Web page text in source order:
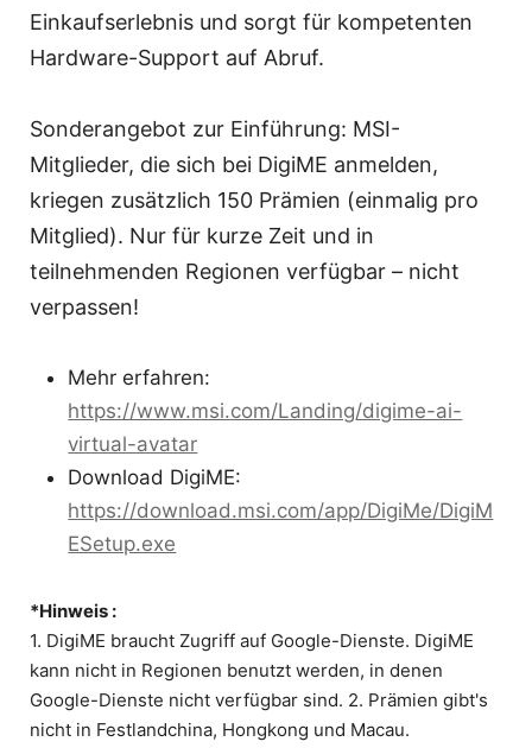
Einkaufserlebnis und sorgt für kompetenten
Hardware-Support auf Abruf.
Sonderangebot zur Einführung: MSI-
Mitglieder, die sich bei DigiME anmelden,
kriegen zusätzlich 150 Prämien (einmalig pro
Mitglied). Nur für kurze Zeit und in
teilnehmenden Regionen verfügbar – nicht
verpassen!
Mehr erfahren:
https://www.msi.com/Landing/digime-ai-
virtual-avatar
Download DigiME:
https://download.msi.com/app/DigiMe/DigiM
ESetup.exe
*Hinweis :
1. DigiME braucht Zugriff auf Google-Dienste. DigiME
kann nicht in Regionen benutzt werden, in denen
Google-Dienste nicht verfügbar sind. 2. Prämien gibt's
nicht in Festlandchina, Hongkong und Macau.